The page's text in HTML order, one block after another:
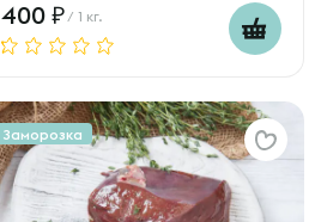
400 / 1 кг.
Заморозка